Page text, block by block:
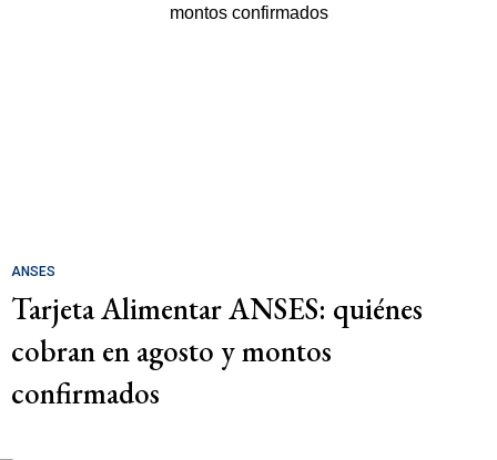
ANSES
Tarjeta Alimentar ANSES: quiénes
cobran en agosto y montos
confirmados